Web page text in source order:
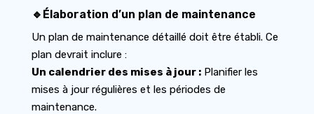
🔹Élaboration d’un plan de maintenance
Un plan de maintenance détaillé doit être établi. Ce
plan devrait inclure :
Un calendrier des mises à jour :Planifier les
mises à jour régulières et les périodes de
maintenance.